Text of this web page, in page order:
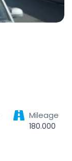
Mileage
180.000